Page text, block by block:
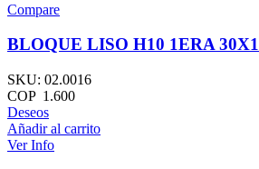
Compare
BLOQUE LISO H10 1ERA
SKU: 02.0016
COP 1.600
Deseos
Añadir al carrito
Ver Info